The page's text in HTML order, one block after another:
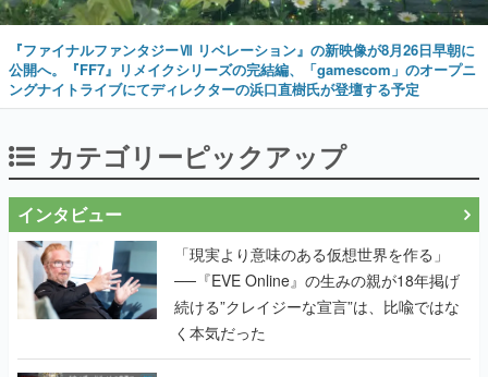
『ファイナルファンタジーⅦ リベレーション』の新映像が8月26日早朝に
公開へ。『FF7』リメイクシリーズの完結編、「gamescom」のオープニ
ングナイトライブにてディレクターの浜口直樹氏が登壇する予定
カテゴリーピックアップ
インタビュー
「現実より意味のある仮想世界を作る」
──『EVE Online』の生みの親が18年掲げ
続ける”クレイジーな宣言”は、比喩ではな
く本気だった